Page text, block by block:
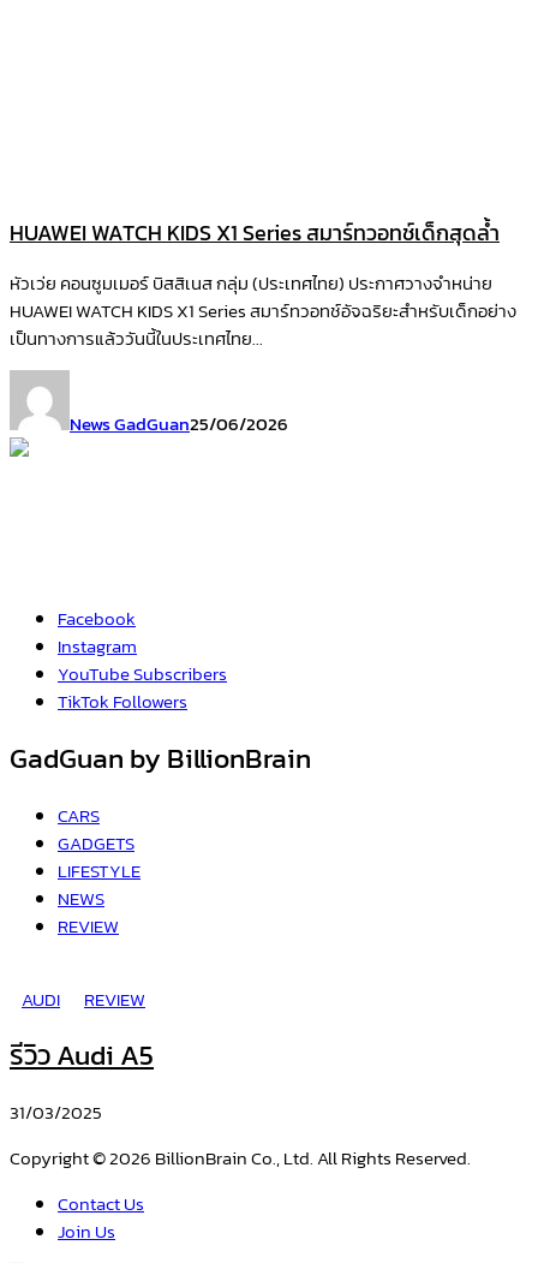
HUAWEI WATCH KIDS X1 Series สมาร์ทวอทช์เด็กสุดล้ำ
หัวเว่ย คอนซูมเมอร์ บิสสิเนส กลุ่ม (ประเทศไทย) ประกาศวางจำหน่าย
HUAWEI WATCH KIDS X1 Series สมาร์ทวอทช์อัจฉริยะสำหรับเด็กอย่าง
เป็นทางการแล้ววันนี้ในประเทศไทย...
News GadGuan25/06/2026
Facebook
Instagram
YouTubeSubscribers
TikTok Followers
GadGuan by BillionBrain
CARS
GADGETS
LIFESTYLE
NEWS
REVIEW
AUDI REVIEW
รีวิว Audi A5
31/03/2025
Copyright © 2026 BillionBrain Co., Ltd. All Rights Reserved.
Contact Us
Join Us